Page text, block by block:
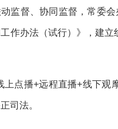
监督、协同监督，常委
作办法（试行）》，建
上点播+远程直播+线下观
司法。